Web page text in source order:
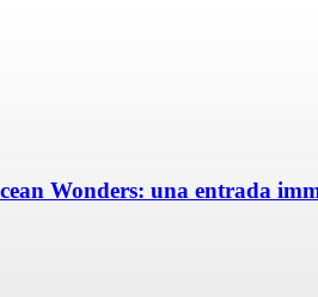
Wonders: una entrada